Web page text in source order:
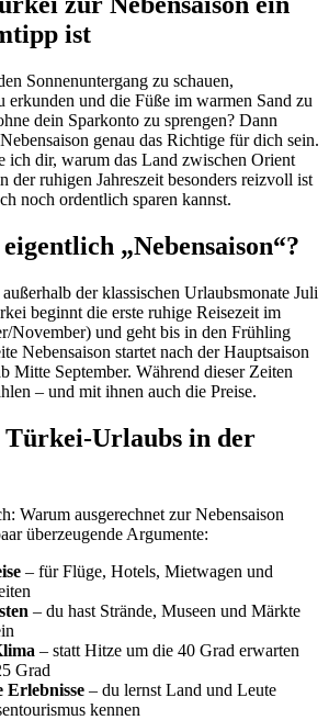
ist
Sonnenuntergang zu schauen,
erkunden und die Füße im warmen Sand zu
dein Sparkonto zu sprengen? Dann
genau das Richtige für dich sein.
ich dir, warum das Land zwischen Orient
der ruhigen Jahreszeit besonders reizvoll ist
noch ordentlich sparen kannst.
„Nebensaison“?
der klassischen Urlaubsmonate Juli
beginnt die erste ruhige Reisezeit im
November) und geht bis in den Frühling
Nebensaison startet nach der Hauptsaison
Mitte September. Während dieser Zeiten
– und mit ihnen auch die Preise.
Türkei-Urlaubs in der
Warum ausgerechnet zur Nebensaison
überzeugende Argumente:
– für Flüge, Hotels, Mietwagen und
– du hast Strände, Museen und Märkte
– statt Hitze um die 40 Grad erwarten
Grad
Erlebnisse – du lernst Land und Leute
kennen